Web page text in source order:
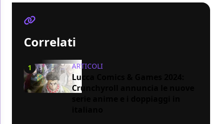
Correlati
1 ARTICOLI
Lucca Comics & Games 2024:
Crunchyroll annuncia le nuove